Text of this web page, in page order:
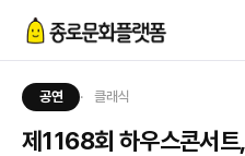
공연 클래식
제1168회 하우스콘서
카
일회용
이메일
첨부파일
공연명
번호
회차정보